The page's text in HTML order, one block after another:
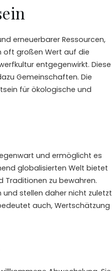
erneuerbarer Ressourcen,
oft großen Wert auf die
entgegenwirkt. Diese
Gemeinschaften. Die
für ökologische und
und ermöglicht es
globalisierten Welt bietet
Traditionen zu bewahren.
stellen daher nicht zuletzt
auch, Wertschätzung